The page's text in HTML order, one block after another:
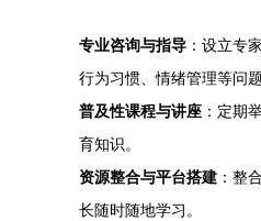
专业咨询与指导 ：设立专
行为习惯、情绪管理等问
普及性课程与讲座 ：定期
育知识。
资源整合与平台搭建 ：整
长随时随地学习。